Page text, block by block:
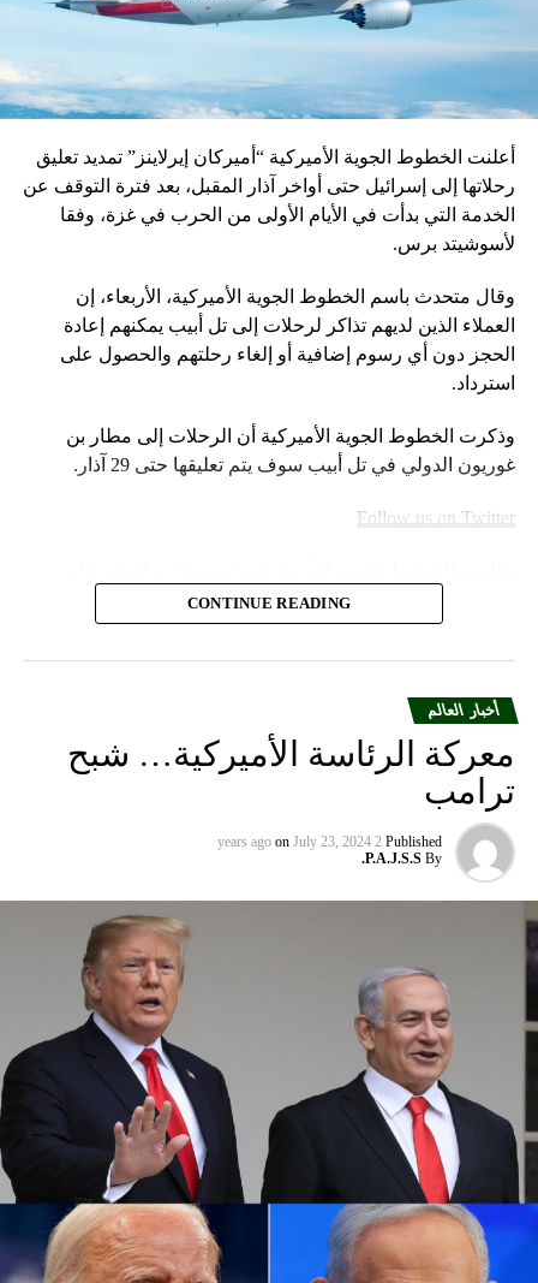
أعلنت الخطوط الجوية الأميركية “أميركان إيرلاينز” تمديد تعليق
رحلاتها إلى إسرائيل حتى أواخر آذار المقبل، بعد فترة التوقف عن
الخدمة التي بدأت في الأيام الأولى من الحرب في غزة، وفقا
لأسوشيتد برس.
وقال متحدث باسم الخطوط الجوية الأميركية، الأربعاء، إن
العملاء الذين لديهم تذاكر لرحلات إلى تل أبيب يمكنهم إعادة
الحجز دون أي رسوم إضافية أو إلغاء رحلتهم والحصول على
استرداد.
وذكرت الخطوط الجوية الأميركية أن الرحلات إلى مطار بن
غوريون الدولي في تل أبيب سوف يتم تعليقها حتى 29 آذار.
Follow us on Twitter
موقعها الإلكتروني خلال عطلة نهاية الأسبوع.
والمدن الأوروبية التي تقدم خدماتها إلى الولايات المتحدة”.
ومددت شركة دلتا إيرلاينز تعليق رحلاتها إلى إسرائيل حتى 30
خدماتها إلى أجل غير مسمى.
وتوقفت شركات الطيران الثلاث عن الطيران إلى إسرائيل بعد
وقت قصير من هجوم حماس في السابع من تشرين الأول الذي
كما أوقفت عدة شركات طيران دولية أخرى رحلاتها من وإلى
إسرائيل ولبنان والأردن والعراق وإيران، على خلفية تصاعد التوتر
في المنطقة، بعد مقتل رئيس المكتب السياسي لحماس في
طهران، ومقتل مسؤول عسكري بارز في الحزب بغارة إسرائيلية
على بيروت أواخر تموز الماضي.
وأعلنت شركة لوفتهانزا الألمانية، الاثنين الماضي، أنها ستوقف
جميع رحلاتها إلى إسرائيل وعمان وبيروت وطهران وأربيل في
العراق حتى يوم الاثنين المقبل بناء على “تحليل أمني حالي”.
وفي نيسان الماضي أغلقت إسرائيل مجالها الجوي لمدة سبع
CONTINUE READING
أخبار العالم
معركة الرئاسة الأميركية… شبح
ترامب
Published
2 years ago
on July 23, 2024
By
P.A.J.S.S.